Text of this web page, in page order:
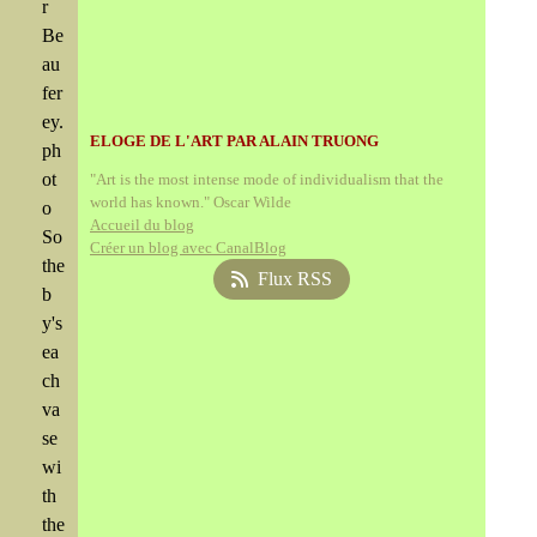
r
Be
au
fer
ey.
ph
ot
o
So
the
b
y's
ea
ch
va
se
wi
th
the
ELOGE DE L'ART PAR ALAIN TRUONG
"Art is the most intense mode of individualism that the
world has known." Oscar Wilde
Accueil du blog
Créer un blog avec CanalBlog
Flux RSS